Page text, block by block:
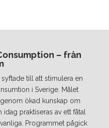
– från
till att stimulera en
i Sverige. Målet
ökad kunskap om
praktiseras av ett fåtal
Programmet pågick